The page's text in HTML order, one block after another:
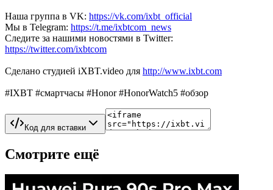
Наша группа в VK: https://vk.com/ixbt_official
Мы в Telegram: https://t.me/ixbtcom_news
Следите за нашими новостями в Twitter:
https://twitter.com/ixbtcom
Сделано студией iXBT.video для http://www.ixbt.com
#IXBT #смартчасы #Honor #HonorWatch5 #обзор
Код для вставки
Смотрите ещё